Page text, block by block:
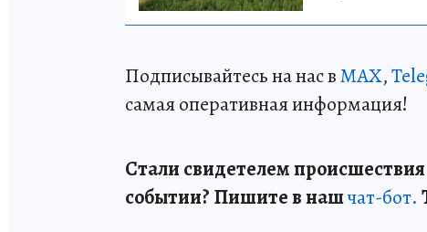
Подписывайтесь на нас вMAX,
самая оперативная информация!
Стали свидетелем
событии? Пишите в нашчат-бот.